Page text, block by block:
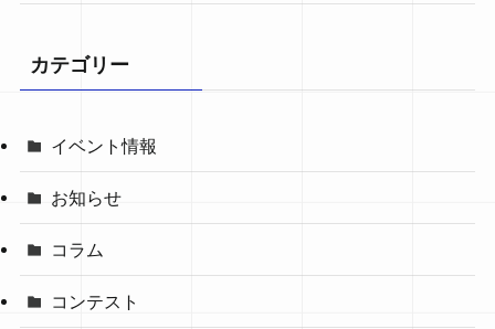
カテゴリー
イベント情報
お知らせ
コラム
コンテスト